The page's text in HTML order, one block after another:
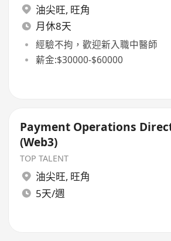
油尖旺, 旺角
月休8天
經驗不拘，歡迎新入職中醫師
薪金:$30000-$60000
Payment Operations
(Web3)
TOP TALENT
油尖旺, 旺角
5天/週